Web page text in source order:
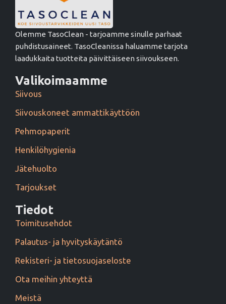
Olemme TasoClean - tarjoamme sinulle parhaat
puhdistusaineet. TasoCleanissa haluamme tarjota
laadukkaita tuotteita päivittäiseen siivoukseen.
Valikoimaamme
Siivous
Siivouskoneet ammattikäyttöön
Pehmopaperit
Henkilöhygienia
Jätehuolto
Tarjoukset
Tiedot
Toimitusehdot
Palautus- ja hyvityskäytäntö
Rekisteri- ja tietosuojaseloste
Ota meihin yhteyttä
Meistä